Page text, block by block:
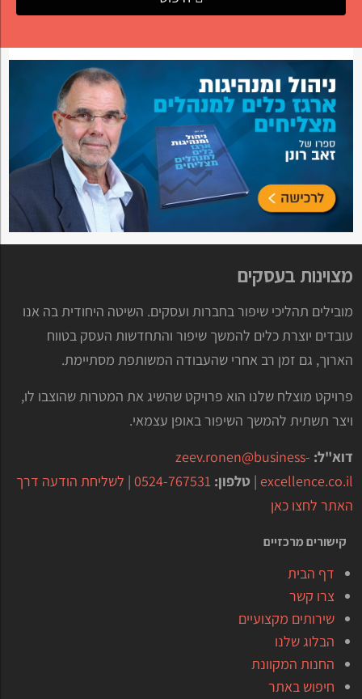
מצוינות בעסקים
מובילים תהליכי שיפור בחברות ועסקים. השיטה היחודית בה אנו
עובדים יוצרת כלים להמשך שיפור והתחדשות העסק בטווח
הארוך, גם זמן רב אחרי שהעבודה המשותפת מסתיימת.
פרויקט מוצלח שלנו הוא פרויקט שהשיג את המטרות שהוצבו לו,
ויצר תשתית להמשך השיפור באופן עצמאי.
דוא"ל: zeev.ronen@business-
excellence.co.il
| טלפון: 0524-767531
| לשליחת הודעה דרך
האתר לחצו כאן
קישורים מרכזיים
דף הבית
צרו קשר
שירותים מקצועיים
הבלוג שלנו
החנות המקוונת
חיפוש באתר